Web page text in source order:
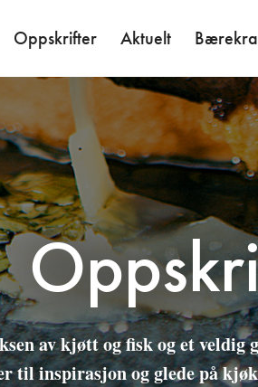
Oppskrifter Aktuelt
av kjøtt og fisk og et veldig
til inspirasjon og glede på